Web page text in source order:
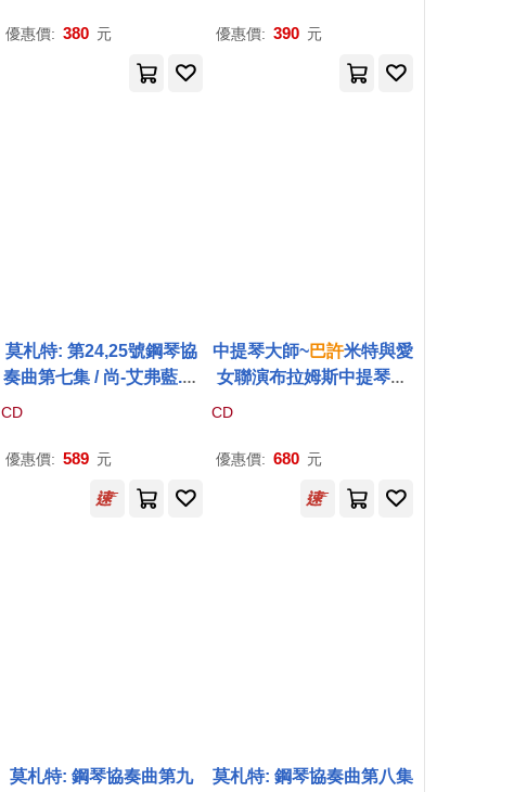
優惠價: 380 元 優惠價: 390 元
莫札特: 第24,25號鋼琴協
奏曲第七集 / 尚-艾弗藍.巴
佛傑 鋼琴 / 塔卡
團(Mozart: Piano Concer
Bavouzet)
CD
優惠價: 589 元
中提琴大師~巴許米特與愛
女聯演布拉姆斯中提琴奏
鳴曲 (2CD)(Brahms: Viol
Yuri Bashmet (2CD))
CD
優惠價: 680 元
莫札特: 鋼琴協奏曲第九
莫札特: 鋼琴協奏曲第八集